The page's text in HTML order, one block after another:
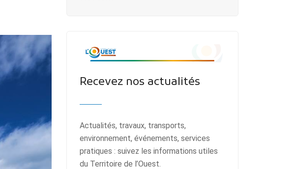
Recevez nos actualités
Actualités, travaux, transports,
environnement, événements, services
pratiques : suivez les informations utiles
du Territoire de l’Ouest.